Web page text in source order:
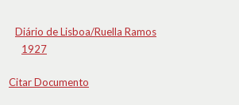
Diário de Lisboa/Ruella Ramos
1927
Citar Documento